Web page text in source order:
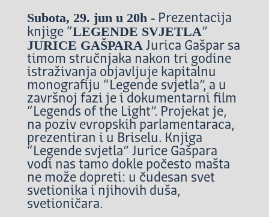
Subota, 29. jun u 20h -Prezentacija
knjige “LEGENDE SVJETLA”
JURICE GAŠPARA Jurica Gašpar sa
timom stručnjaka nakon tri godine
istraživanja objavljuje kapitalnu
monografiju “Legende svjetla”, a u
završnoj fazi je i dokumentarni film
“Legends of the Light”. Projekat je,
na poziv evropskih parlamentaraca,
prezentiran i u Briselu. Knjiga
“Legende svjetla” Jurice Gašpara
vodi nas tamo dokle počesto mašta
ne može dopreti: u čudesan svet
svetionika i njihovih duša,
svetioničara.